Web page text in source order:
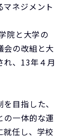
ネジメント
院と大学の
会の改組と大
れ、13年４月
目指した、
の一体的な運
任し、学校